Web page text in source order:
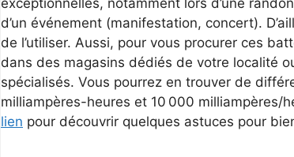
exceptionnelles, notamment lors d’une
d’un événement (manifestation, concert).
de l’utiliser. Aussi, pour vous procurer ces
dans des magasins dédiés de votre localité
spécialisés. Vous pourrez en trouver de
milliampères-heures et 10 000 milliampères/
lien pour découvrir quelques astuces pour